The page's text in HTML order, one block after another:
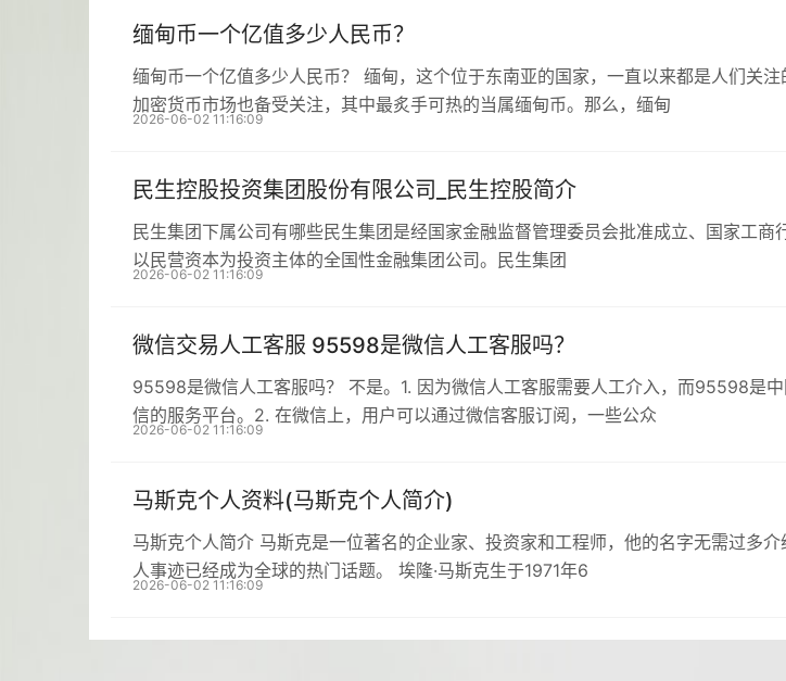
缅甸币一个亿值多少人民币？
缅甸币一个亿值多少人民币？ 缅甸，这个位于东南亚的国家，一直以来都是人们关
加密货币市场也备受关注，其中最炙手可热的当属缅甸币。那么，缅甸
2026-06-02 11:16:09
民生控股投资集团股份有限公司_民生控股简介
民生集团下属公司有哪些民生集团是经国家金融监督管理委员会批准成立、国家工商
以民营资本为投资主体的全国性金融集团公司。民生集团
2026-06-02 11:16:09
微信交易人工客服 95598是微信人工客服吗？
95598是微信人工客服吗？ 不是。1. 因为微信人工客服需要人工介入，而95598是
信的服务平台。2. 在微信上，用户可以通过微信客服订阅，一些公众
2026-06-02 11:16:09
马斯克个人资料(马斯克个人简介)
马斯克个人简介 马斯克是一位著名的企业家、投资家和工程师，他的名字无需过多
人事迹已经成为全球的热门话题。 埃隆·马斯克生于1971年6
2026-06-02 11:16:09